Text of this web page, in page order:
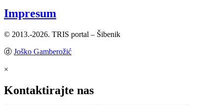
Impresum
© 2013.-2026. TRIS portal – Šibenik
ⓓ Joško Gamberožić
×
Kontaktirajte nas